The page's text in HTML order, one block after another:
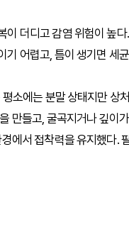
더디고 감염 위험이 높
어렵고, 틈이 생기면 세
소에는 분말 상태지만 상
만들고, 굴곡지거나 깊이
에서 접착력을 유지했다.